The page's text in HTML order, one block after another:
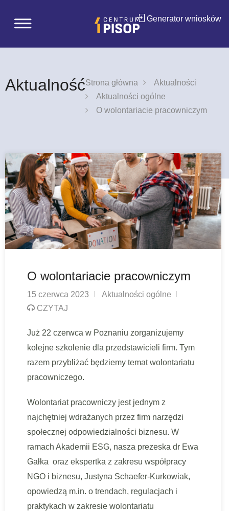
Generator wniosków
AktualnośćStrona główna
Aktualności
Aktualności ogólne
O wolontariacie pracowniczym
O wolontariacie pracowniczym
15 czerwca 2023
Aktualności ogólne
CZYTAJ
Już 22 czerwca w Poznaniu zorganizujemy
kolejne szkolenie dla przedstawicieli firm. Tym
razem przybliżać będziemy temat wolontariatu
pracowniczego.
Wolontariat pracowniczy jest jednym z
najchętniej wdrażanych przez firm narzędzi
społecznej odpowiedzialności biznesu. W
ramach Akademii ESG, nasza prezeska dr Ewa
Gałka oraz ekspertka z zakresu współpracy
NGO i biznesu, Justyna Schaefer-Kurkowiak,
opowiedzą m.in. o trendach, regulacjach i
praktykach w zakresie wolontariatu